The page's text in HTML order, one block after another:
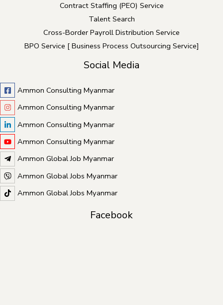
Contract Staffing (PEO) Service
Talent Search
Cross-Border Payroll Distribution Service
BPO Service [ Business Process Outsourcing Service]
Social Media
Ammon Consulting Myanmar
Ammon Consulting Myanmar
Ammon Consulting Myanmar
Ammon Consulting Myanmar
Ammon Global Job Myanmar
Ammon Global Jobs Myanmar
Ammon Global Jobs Myanmar
Facebook